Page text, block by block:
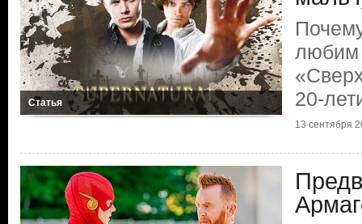
Статья
любим
20-
13 сентября